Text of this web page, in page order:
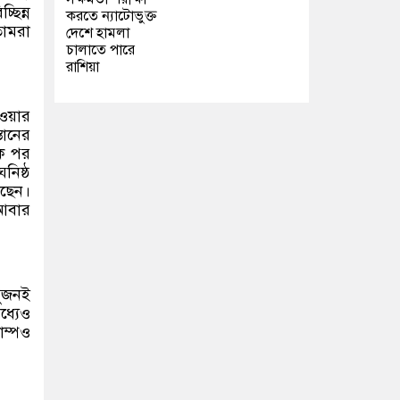
পর
করতে ন্যাটোভুক্ত
দেশে হামলা
চালাতে পারে
রাশিয়া